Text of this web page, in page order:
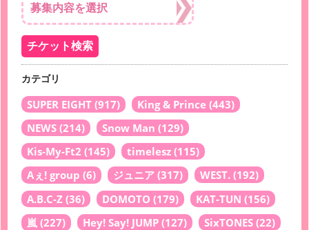
カテゴリ
SUPER EIGHT (917) King & Prince (443)
NEWS (214) Snow Man (129)
Kis-My-Ft2 (145) timelesz (115)
Aぇ! group (6) ジュニア (317) WEST. (192)
A.B.C-Z (36) DOMOTO (179) KAT-TUN (156)
嵐 (227) Hey! Say! JUMP (127) SixTONES (22)